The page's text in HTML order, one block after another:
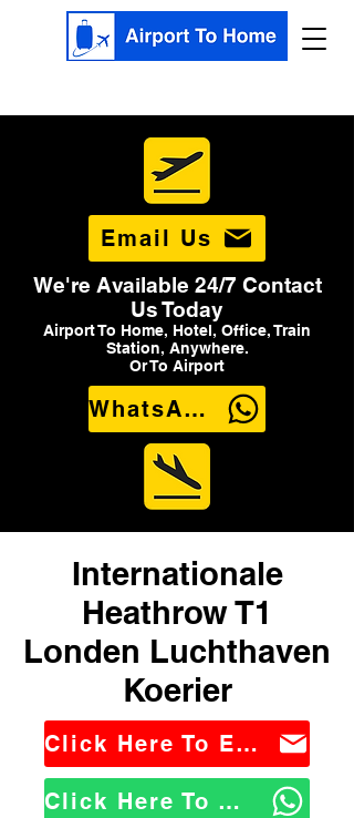
Email Us
We're Available 24/7 Contact
Us Today
Airport To Home, Hotel, Office, Train
Station, Anywhere.
Or To Airport
WhatsApp Us
Internationale
Heathrow T1
Londen Luchthaven
Koerier
Click Here To Email Us
Click Here To WhatsApp Us